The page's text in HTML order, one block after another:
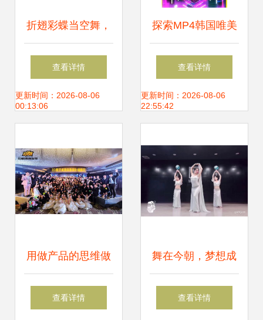
折翅彩蝶当空舞，
舞今信息——张婵
的生命之舞
查看详情
更新时间：2026-08-06
00:13:06
探索MP4韩国唯美
素材、图片与设计
模板的多元融合
查看详情
更新时间：2026-08-06
22:55:42
用做产品的思维做
好街舞教育 访iD酷
查看详情
舞在今朝，梦想成
真 开启你的舞蹈人
查看详情